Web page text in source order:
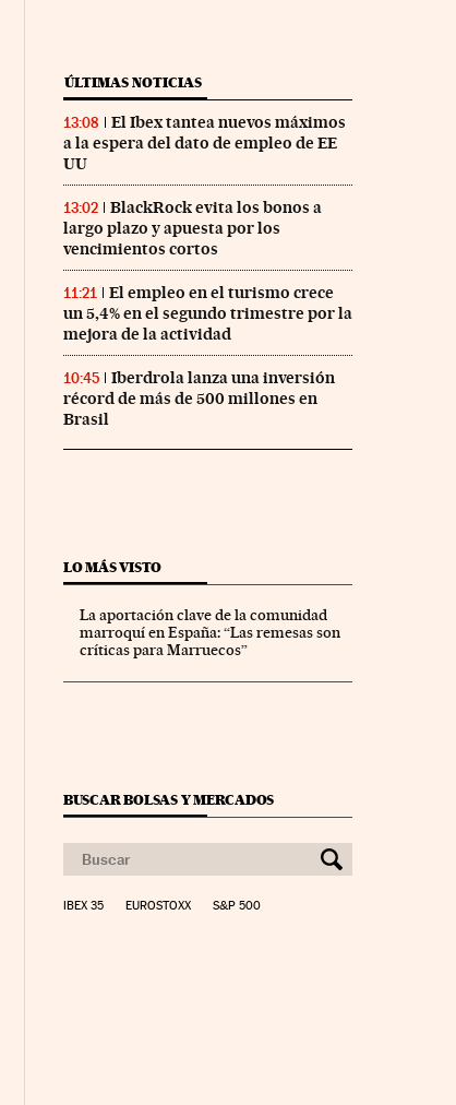
ÚLTIMAS NOTICIAS
13:08
El Ibex tantea nuevos máximos
a la espera del dato de empleo de EE
UU
13:02
BlackRock evita los bonos a
largo plazo y apuesta por los
vencimientos cortos
11:21
El empleo en el turismo crece
un 5,4% en el segundo trimestre por la
mejora de la actividad
10:45
Iberdrola lanza una inversión
récord de más de 500 millones en
Brasil
LO MÁS VISTO
La aportación clave de la comunidad
marroquí en España: “Las remesas son
críticas para Marruecos”
BUSCAR BOLSAS Y MERCADOS
IBEX 35 EUROSTOXX S&P 500